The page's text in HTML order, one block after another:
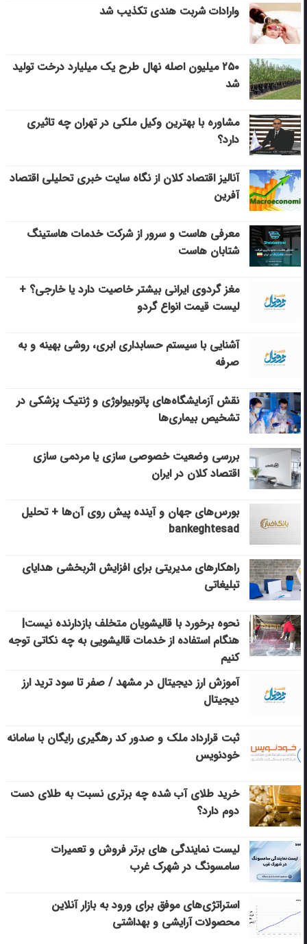
وارادات شربت هندی تکذیب شد
۲۵۰ میلیون اصله نهال طرح یک میلیارد درخت تولید
شد
مشاوره با بهترین وکیل ملکی در تهران چه تاثیری
دارد؟
آنالیز اقتصاد کلان از نگاه سایت خبری تحلیلی اقتصاد
آفرین
معرفی هاست و سرور از شرکت خدمات هاستینگ
شتابان هاست
مغز گردوی ایرانی بیشتر خاصیت دارد یا خارجی؟ +
لیست قیمت انواع گردو
آشنایی با سیستم حسابداری ابری، روشی بهینه و به
صرفه
نقش آزمایشگاه‌های پاتوبیولوژی و ژنتیک پزشکی در
تشخیص بیماری‌ها
بررسی وضعیت خصوصی سازی یا مردمی سازی
اقتصاد کلان در ایران
بورس‌های جهان و آینده پیش روی آن‌ها + تحلیل
bankeghtesad
راهکارهای مدیریتی برای افزایش اثربخشی هدایای
تبلیغاتی
نحوه برخورد با قالیشویان متخلف بازدارنده نیست|
هنگام استفاده از خدمات قالیشویی به چه نکاتی توجه
کنیم
آموزش ارز دیجیتال در مشهد / صفر تا سود ترید ارز
دیجیتال
ثبت قرارداد ملک و صدور کد رهگیری رایگان با سامانه
خودنویس
خرید طلای آب شده چه برتری نسبت به طلای دست
دوم دارد؟
لیست نمایندگی های برتر فروش و تعمیرات
سامسونگ در شهرک غرب
استراتژی‌های موفق برای ورود به بازار آنلاین
محصولات آرایشی و بهداشتی